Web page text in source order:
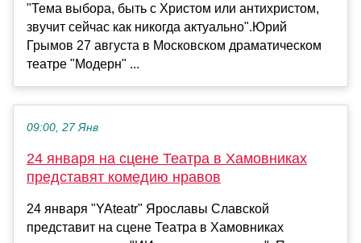
"Тема выбора, быть с Христом или антихристом,
звучит сейчас как никогда актуально".Юрий
Грымов 27 августа в Московском драматическом
театре "Модерн" ...
09:00, 27 Янв
24 января на сцене Театра в Хамовниках
представят комедию нравов
24 января "YAteatr" Ярославы Славской
представит на сцене Театра в Хамовниках